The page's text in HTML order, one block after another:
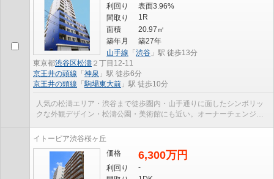
利回り
表面3.96%
間取り
1R
面積
20.97㎡
築年月
築27年
東京都渋谷区松濤 ２丁目12-11
山手線 「 渋谷 」駅 徒歩13分
京王井の頭線 「 神泉 」駅 徒歩6分
京王井の頭線 「駒場東大前 」駅 徒歩10分
人気の松濤エリア・渋谷まで徒歩圏内・山手通りに面したシンボリッ
クな外観デザイン・松濤公園・美術館にも近い。オーナーチェンジ物
イトーピア渋谷桜ヶ丘
価格
6,300万円
利回り
-